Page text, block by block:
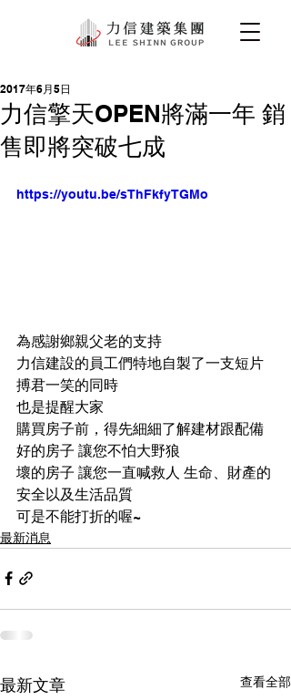
力信擎天OPEN將滿一年 銷
售即將突破七成
2017年6月5日
https://youtu.be/sThFkfyTGMo
為感謝鄉親父老的支持
力信建設的員工們特地自製了一支短片
搏君一笑的同時
也是提醒大家
購買房子前，得先細細了解建材跟配備
好的房子 讓您不怕大野狼
壞的房子 讓您一直喊救人 生命、財產的
安全以及生活品質
可是不能打折的喔~
最新消息
最新文章 查看全部